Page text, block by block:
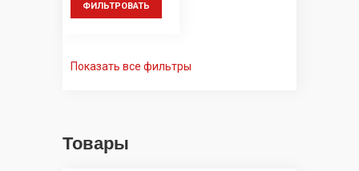
ФИЛЬТРОВАТЬ
Показать все фильтры
Товары